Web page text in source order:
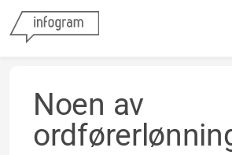
Noen av